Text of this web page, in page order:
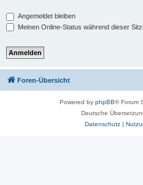
Angemeldet bleiben
Meinen Online-Status während dieser
Foren-Übersicht
Powered by phpBB® Forum
Deutsche
Datenschutz|